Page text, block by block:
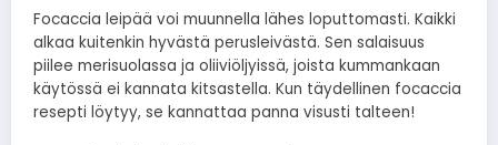
Focaccia leipää voi muunnella lähes loputtomasti. Kaikki
alkaa kuitenkin hyvästä perusleivästä. Sen salaisuus
piilee merisuolassa ja oliiviöljyissä, joista kummankaan
käytössä ei kannata kitsastella. Kun täydellinen focaccia
resepti löytyy, se kannattaa panna visusti talteen!